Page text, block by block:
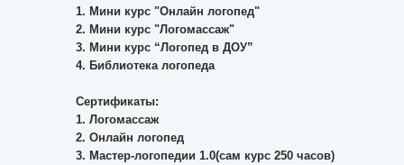
1.⁠ ⁠Мини курс "Онлайн логопед"
2.⁠ ⁠Мини курс "Логомассаж"
3.⁠ ⁠Мини курс “Логопед в ДОУ”
4.⁠ ⁠Библиотека логопеда
Сертификаты:
1.⁠ ⁠Логомассаж
2.⁠ ⁠⁠Онлайн логопед
3.⁠ ⁠⁠Мастер-логопедии 1.0(сам курс 250 часов)